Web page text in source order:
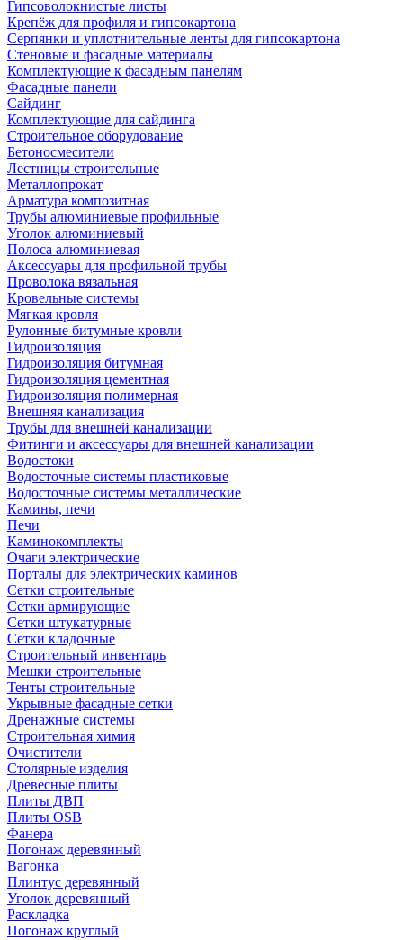
Гипсоволокнистые листы
Крепёж для профиля и гипсокартона
Серпянки и уплотнительные ленты для гипсокартона
Стеновые и фасадные материалы
Комплектующие к фасадным панелям
Фасадные панели
Сайдинг
Комплектующие для сайдинга
Строительное оборудование
Бетоносмесители
Лестницы строительные
Металлопрокат
Арматура композитная
Трубы алюминиевые профильные
Уголок алюминиевый
Полоса алюминиевая
Аксессуары для профильной трубы
Проволока вязальная
Кровельные системы
Мягкая кровля
Рулонные битумные кровли
Гидроизоляция
Гидроизоляция битумная
Гидроизоляция цементная
Гидроизоляция полимерная
Внешняя канализация
Трубы для внешней канализации
Фитинги и аксессуары для внешней канализации
Водостоки
Водосточные системы пластиковые
Водосточные системы металлические
Камины, печи
Печи
Каминокомплекты
Очаги электрические
Порталы для электрических каминов
Сетки строительные
Сетки армирующие
Сетки штукатурные
Сетки кладочные
Строительный инвентарь
Мешки строительные
Тенты строительные
Укрывные фасадные сетки
Дренажные системы
Строительная химия
Очистители
Столярные изделия
Древесные плиты
Плиты ДВП
Плиты OSB
Фанера
Погонаж деревянный
Вагонка
Плинтус деревянный
Уголок деревянный
Раскладка
Погонаж круглый